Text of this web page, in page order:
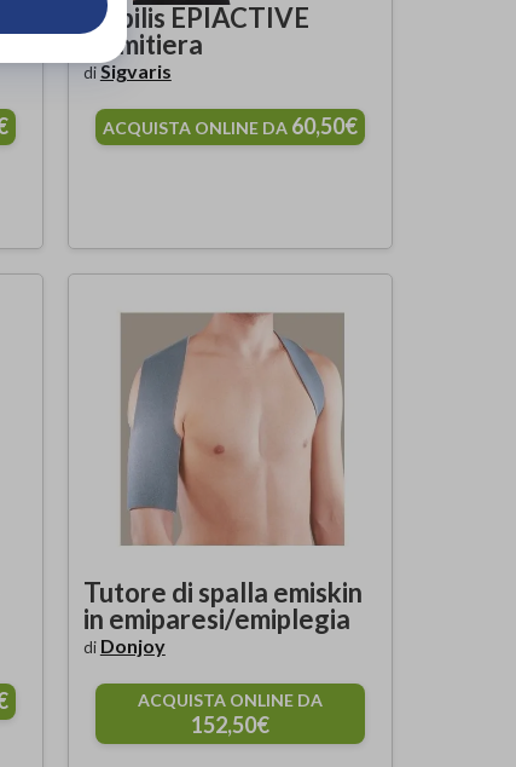
mobilis EPIACTIVE
Gomitiera
diSigvaris
ACQUISTA ONLINE DA 60,50€
Tutore di spalla emiskin
in emiparesi/emiplegia
di Donjoy
ACQUISTA ONLINE DA
152,50€